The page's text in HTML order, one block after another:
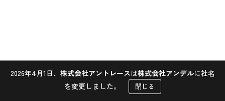
Contact
2026年4月1日、 株式会社アントレースは株式会社アンデルに社名
を変更しました。
閉じる